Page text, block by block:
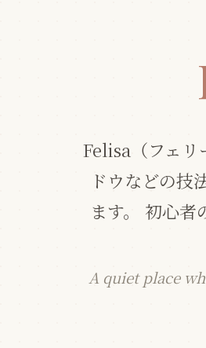
Felisa（フェリ
ドウなどの技
ます。 初心
A quiet place